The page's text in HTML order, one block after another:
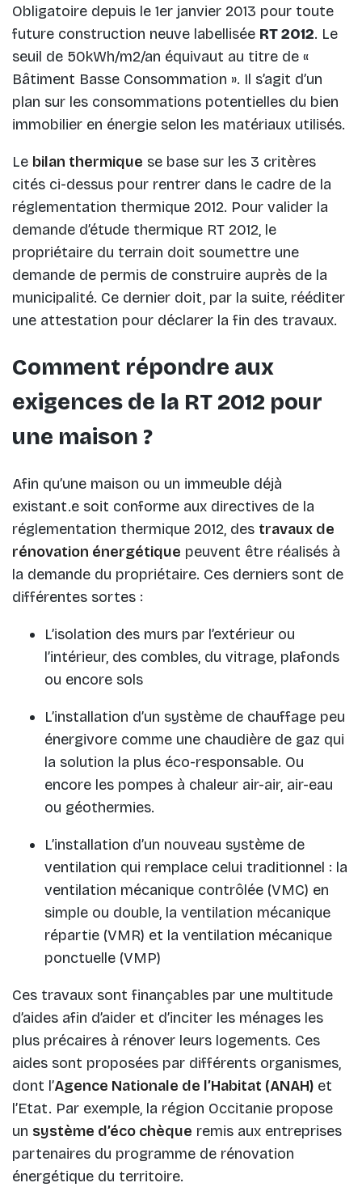
Obligatoire depuis le 1er janvier 2013 pour toute
future construction neuve labellisée RT 2012. Le
seuil de 50kWh/m2/an équivaut au titre de «
Bâtiment Basse Consommation ». Il s’agit d’un
plan sur les consommations potentielles du bien
immobilier en énergie selon les matériaux utilisés.
Le bilan thermique se base sur les 3 critères
cités ci-dessus pour rentrer dans le cadre de la
réglementation thermique 2012. Pour valider la
demande d’étude thermique RT 2012, le
propriétaire du terrain doit soumettre une
demande de permis de construire auprès de la
municipalité. Ce dernier doit, par la suite, rééditer
une attestation pour déclarer la fin des travaux.
Comment répondre aux
exigences de la RT 2012 pour
une maison ?
Afin qu’une maison ou un immeuble déjà
existant.e soit conforme aux directives de la
réglementation thermique 2012, des travaux de
rénovation énergétique peuvent être réalisés à
la demande du propriétaire. Ces derniers sont de
différentes sortes :
L’isolation des murs par l’extérieur ou
l’intérieur, des combles, du vitrage, plafonds
ou encore sols
L’installation d’un système de chauffage peu
énergivore comme une chaudière de gaz qui
la solution la plus éco-responsable. Ou
encore les pompes à chaleur air-air, air-eau
ou géothermies.
L’installation d’un nouveau système de
ventilation qui remplace celui traditionnel : la
ventilation mécanique contrôlée (VMC) en
simple ou double, la ventilation mécanique
répartie (VMR) et la ventilation mécanique
ponctuelle (VMP)
Ces travaux sont finançables par une multitude
d’aides afin d’aider et d’inciter les ménages les
plus précaires à rénover leurs logements. Ces
aides sont proposées par différents organismes,
dont l’Agence Nationale de l’Habitat (ANAH) et
l’Etat. Par exemple, la région Occitanie propose
un système d’éco chèque remis aux entreprises
partenaires du programme de rénovation
énergétique du territoire.